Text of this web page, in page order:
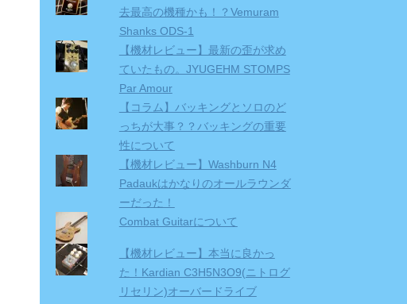
去最高の機種かも！？Vemuram
Shanks ODS-1
【機材レビュー】最新の歪が求め
ていたもの。JYUGEHM STOMPS
Par Amour
【コラム】バッキングとソロのど
っちが大事？？バッキングの重要
性について
【機材レビュー】Washburn N4
Padaukはかなりのオールラウンダ
ーだった！
Combat Guitarについて
【機材レビュー】本当に良かっ
た！Kardian C3H5N3O9(ニトログ
リセリン)オーバードライブ